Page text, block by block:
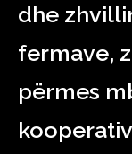
dhe
fermave,
përmes